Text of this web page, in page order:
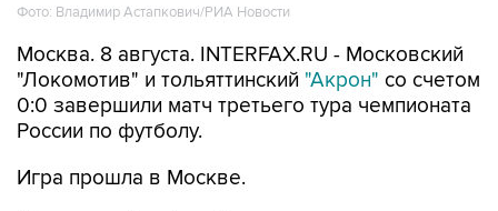
Фото: Владимир Астапкович/РИА Новости
Москва. 8 августа. INTERFAX.RU - Московский
"Локомотив" и тольяттинский "Акрон" со счетом
0:0 завершили матч третьего тура чемпионата
России по футболу.
Игра прошла в Москве.